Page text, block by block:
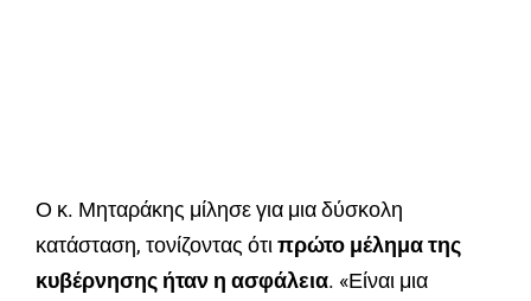
Ο κ. Μηταράκης μίλησε για μια δύσκολη
κατάσταση, τονίζοντας ότι πρώτο μέλημα της
κυβέρνησης ήταν η ασφάλεια. «Είναι μια